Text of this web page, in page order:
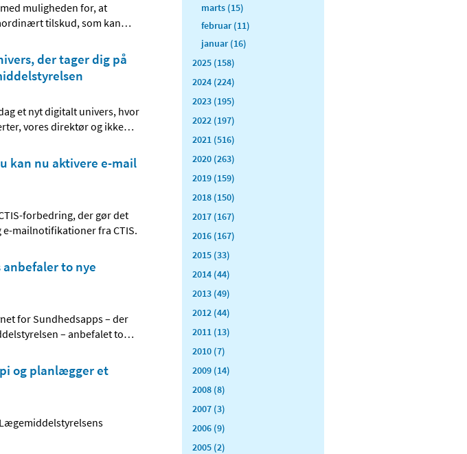
muligheden for, at
tilskud, som kan…
der tager dig på
et nyt digitalt univers, hvor
vores direktør og ikke…
kan nu aktivere e-mail
forbedring, der gør det
mailnotifikationer fra CTIS.
to nye
for Sundhedsapps – der
– anbefalet to…
og planlægger et
marts (15)
februar (11)
januar (16)
2025 (158)
2024 (224)
2023 (195)
2022 (197)
2021 (516)
2020 (263)
2019 (159)
2018 (150)
2017 (167)
2016 (167)
2015 (33)
2014 (44)
2013 (49)
2012 (44)
2011 (13)
2010 (7)
2009 (14)
2008 (8)
2007 (3)
2006 (9)
2005 (2)